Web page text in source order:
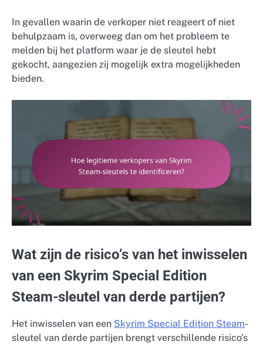
In gevallen waarin de verkoper niet reageert of niet
behulpzaam is, overweeg dan om het probleem te
melden bij het platform waar je de sleutel hebt
gekocht, aangezien zij mogelijk extra mogelijkheden
bieden.
Wat zijn de risico’s van het inwisselen
van een Skyrim Special Edition
Steam-sleutel van derde partijen?
Het inwisselen van een Skyrim Special Edition Steam-
sleutel van derde partijen brengt verschillende risico’s